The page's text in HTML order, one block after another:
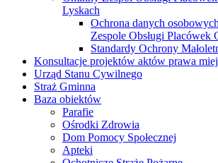
Lyskach
Ochrona danych
Zespole Obsługi Placówek
Standardy Ochrony
Konsultacje projektów aktów prawa
Urząd Stanu Cywilnego
Straż Gminna
Baza obiektów
Parafie
Ośrodki Zdrowia
Dom Pomocy Społecznej
Apteki